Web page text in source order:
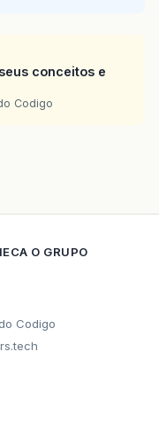
conceitos e
Codigo
O GRUPO
Codigo